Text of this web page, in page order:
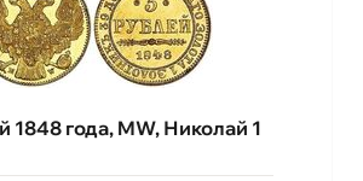
1848 года, MW, Николай 1